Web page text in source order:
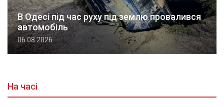
В Одесі під час руху під землю провалився
автомобіль
06.08.2026
На часі